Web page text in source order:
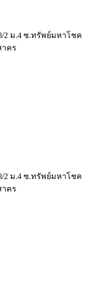
2 ม.4 ซ.ทรัพย์มหาโชค
าคร
2 ม.4 ซ.ทรัพย์มหาโชค
าคร